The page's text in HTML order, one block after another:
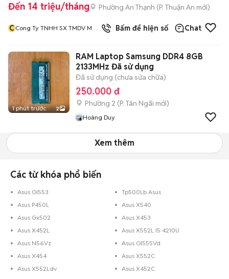
Đến 14 triệu/tháng Phường An Thạnh (P. Thuận An mới)
CCong Ty TNHH SX TMDV Mat
1đã bán
Bấm để hiện số Chat
1 phút trước 2
RAM Laptop Samsung DDR4 8GB
2133MHz Đã sử dụng
Đã sử dụng (chưa sửa chữa)
250.000 đ
Phường 2 (P. Tân Ngãi mới)
Hoàng Duy
Xem thêm
Các từ khóa phổ biến
Asus Gl553
Tp500Lb Asus
Asus P450L
Asus X540
Asus Gx502
Asus X453
Asus X452L
Asus X552L I5 4210U
Asus N56Vz
Asus Gl555Vd
Asus X454
Asus X552C
Asus X552Ldv
Asus X452C